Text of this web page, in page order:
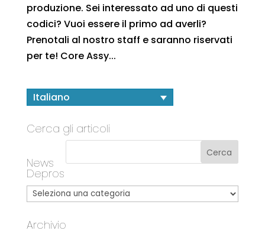
produzione. Sei interessato ad uno di questi
codici? Vuoi essere il primo ad averli?
Prenotali al nostro staff e saranno riservati
per te! Core Assy...
Italiano
Cerca gli articoli
News
Depros
Archivio